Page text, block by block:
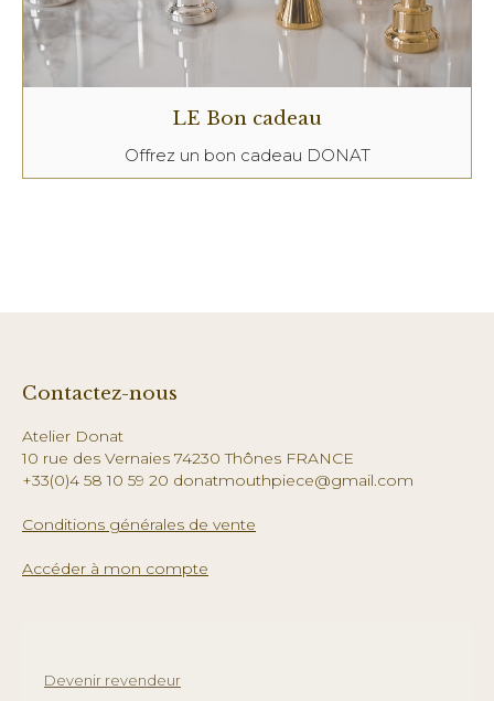
LE Bon cadeau
Offrez un bon cadeau DONAT
Contactez-nous
Atelier Donat
10 rue des Vernaies 74230 Thônes FRANCE
+33(0)4 58 10 59 20 donatmouthpiece@gmail.com
Conditions générales de vente
Accéder à mon compte
Devenir revendeur